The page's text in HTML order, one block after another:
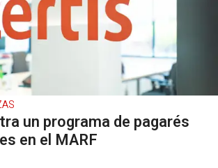
un programa de pagarés
en el MARF